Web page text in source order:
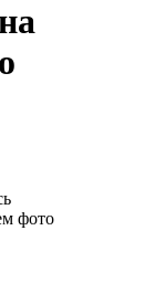
фото